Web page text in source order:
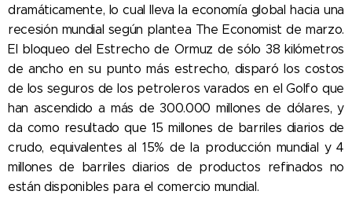
dramáticamente, lo cual lleva la economía global hacia una
recesión mundial según plantea The Economist de marzo.
El bloqueo del Estrecho de Ormuz de sólo 38 kilómetros
de ancho en su punto más estrecho, disparó los costos
de los seguros de los petroleros varados en el Golfo que
han ascendido a más de 300.000 millones de dólares, y
da como resultado que 15 millones de barriles diarios de
crudo, equivalentes al 15% de la producción mundial y 4
millones de barriles diarios de productos refinados no
están disponibles para el comercio mundial.